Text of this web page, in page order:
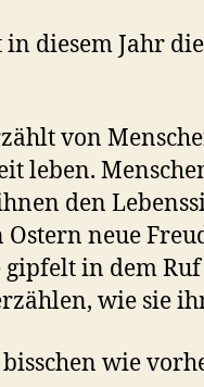
diesem Jahr
von
leben.
den
neue
in dem Ruf
wie sie
wie